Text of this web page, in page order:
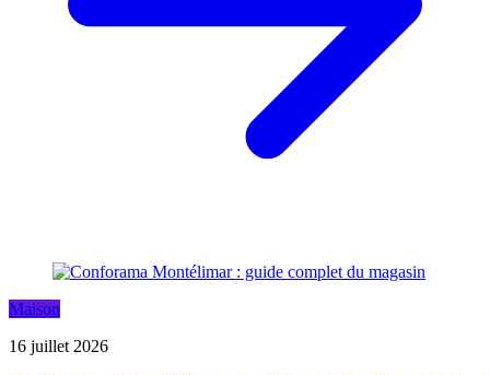
Maison
16 juillet 2026